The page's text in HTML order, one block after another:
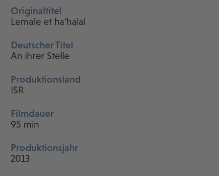
Originaltitel
Lemale et ha’halal
Deutscher Titel
An ihrer Stelle
Produktionsland
ISR
Filmdauer
95 min
Produktionsjahr
2013